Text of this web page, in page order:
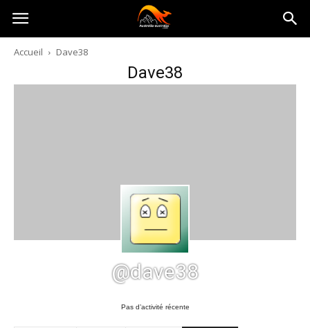
Australia-
australie.com
Accueil Dave38
Dave38
@dave38
Pas d’activité récente